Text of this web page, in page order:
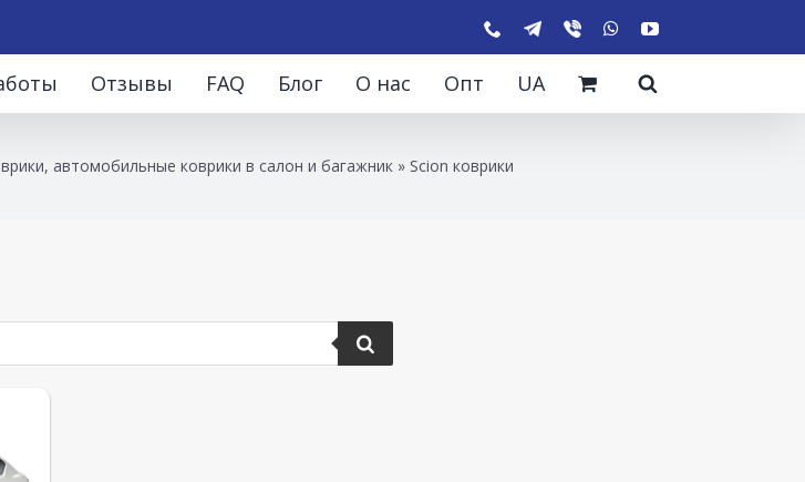
Отзывы FAQ Блог О нас Опт UA
автомобильные коврики в салон и багажник» Scion коврики